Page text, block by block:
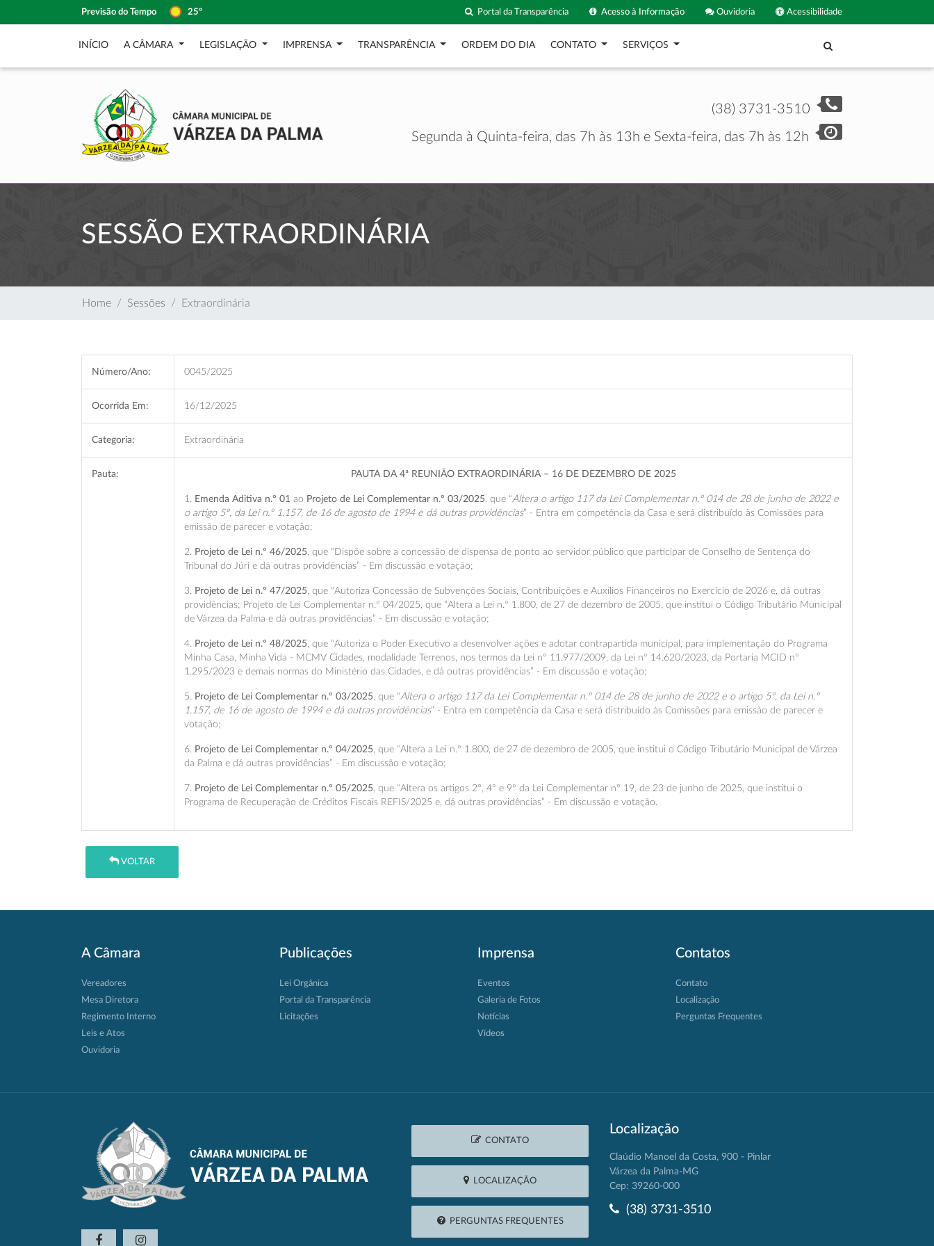
Previsão do Tempo 25º Acessibilidade
Ouvidoria
Acesso à Informação
Portal da Transparência
INÍCIO A CÂMARA LEGISLAÇÃO IMPRENSA TRANSPARÊNCIA ORDEM DO DIA CONTATO SERVIÇOS
(38) 3731-3510
Segunda à Quinta-feira, das 7h às 13h e Sexta-feira, das 7h às 12h
SESSÃO EXTRAORDINÁRIA
Home Sessões Extraordinária
Número/Ano: 0045/2025
Ocorrida Em: 16/12/2025
Categoria: Extraordinária
Pauta: PAUTA DA 4ª REUNIÃO EXTRAORDINÁRIA – 16 DE DEZEMBRO DE 2025
1. Emenda Aditiva n.º 01 ao Projeto de Lei Complementar n.º 03/2025, que “Altera o artigo 117 da Lei Complementar n.º 014 de 28 de junho de 2022 e
o artigo 5º, da Lei n.º 1.157, de 16 de agosto de 1994 e dá outras providências” - Entra em competência da Casa e será distribuído às Comissões para
emissão de parecer e votação;
2. Projeto de Lei n.º 46/2025, que “Dispõe sobre a concessão de dispensa de ponto ao servidor público que participar de Conselho de Sentença do
Tribunal do Júri e dá outras providências” - Em discussão e votação;
3. Projeto de Lei n.º 47/2025, que “Autoriza Concessão de Subvenções Sociais, Contribuições e Auxílios Financeiros no Exercício de 2026 e, dá outras
providências; Projeto de Lei Complementar n.º 04/2025, que “Altera a Lei n.º 1.800, de 27 de dezembro de 2005, que institui o Código Tributário Municipal
de Várzea da Palma e dá outras providências” - Em discussão e votação;
4. Projeto de Lei n.º 48/2025, que “Autoriza o Poder Executivo a desenvolver ações e adotar contrapartida municipal, para implementação do Programa
Minha Casa, Minha Vida - MCMV Cidades, modalidade Terrenos, nos termos da Lei nº 11.977/2009, da Lei nº 14.620/2023, da Portaria MCID nº
1.295/2023 e demais normas do Ministério das Cidades, e dá outras providências” - Em discussão e votação;
5. Projeto de Lei Complementar n.º 03/2025, que “Altera o artigo 117 da Lei Complementar n.º 014 de 28 de junho de 2022 e o artigo 5º, da Lei n.º
1.157, de 16 de agosto de 1994 e dá outras providências” - Entra em competência da Casa e será distribuído às Comissões para emissão de parecer e
votação;
6. Projeto de Lei Complementar n.º 04/2025, que “Altera a Lei n.º 1.800, de 27 de dezembro de 2005, que institui o Código Tributário Municipal de Várzea
da Palma e dá outras providências” - Em discussão e votação;
7. Projeto de Lei Complementar n.º 05/2025, que “Altera os artigos 2°, 4° e 9º da Lei Complementar nº 19, de 23 de junho de 2025, que institui o
Programa de Recuperação de Créditos Fiscais REFIS/2025 e, dá outras providências” - Em discussão e votação.
VOLTAR
A Câmara
Vereadores
Mesa Diretora
Regimento Interno
Leis e Atos
Ouvidoria
Publicações
Lei Orgânica
Portal da Transparência
Licitações
Imprensa
Eventos
Galeria de Fotos
Notícias
Vídeos
Contatos
Contato
Localização
Perguntas Frequentes
CONTATO
LOCALIZAÇÃO
PERGUNTAS FREQUENTES
Localização
Claúdio Manoel da Costa, 900 - Pinlar
Várzea da Palma-MG
Cep: 39260-000
(38) 3731-3510